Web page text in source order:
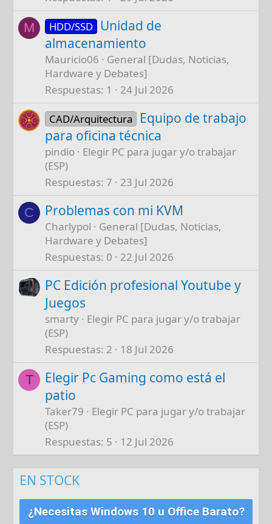
M HDD/SSD Unidad de
almacenamiento
Mauricio06
General [Dudas, Noticias,
Hardware y Debates]
Respuestas 1 24 Jul 2026
CAD/Arquitectura
Equipo de trabajo
para oficina técnica
pindio
Elegir PC para jugar y/o trabajar
(ESP)
Respuestas 7 23 Jul 2026
C Problemas con mi KVM
Charlypol
General [Dudas, Noticias,
Hardware y Debates]
Respuestas 0 22 Jul 2026
PC Edición profesional Youtube y
Juegos
smarty
Elegir PC para jugar y/o trabajar
(ESP)
Respuestas 2 18 Jul 2026
T
Elegir Pc Gaming como está el
patio
Taker79
Elegir PC para jugar y/o trabajar
(ESP)
Respuestas 5 12 Jul 2026
EN STOCK
¿Necesitas Windows 10 u Office Barato?